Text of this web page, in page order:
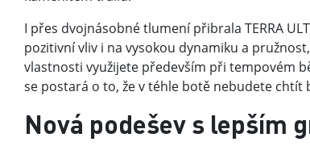
I přes dvojnásobné tlumení přibrala TERRA
pozitivní vliv i na vysokou dynamiku a
vlastnosti využijete především při tempovém
se postará o to, že v téhle botě nebudete chtít
Nová podešev s lepším